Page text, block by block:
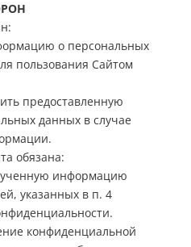
о персональных
пользования Сайтом
предоставленную
данных в случае
обязана:
информацию
указанных в п. 4
конфиденциальной